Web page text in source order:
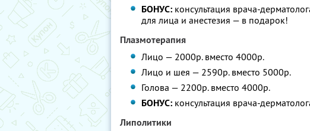
БОНУС: консультация врача-
для лица и анестезия — в подарок!
Плазмотерапия
Лицо — 2000р. вместо 4000р.
Лицо и шея — 2590р. вместо 5000р.
Голова — 2200р. вместо 4000р.
БОНУС: консультация врача-
Липолитики